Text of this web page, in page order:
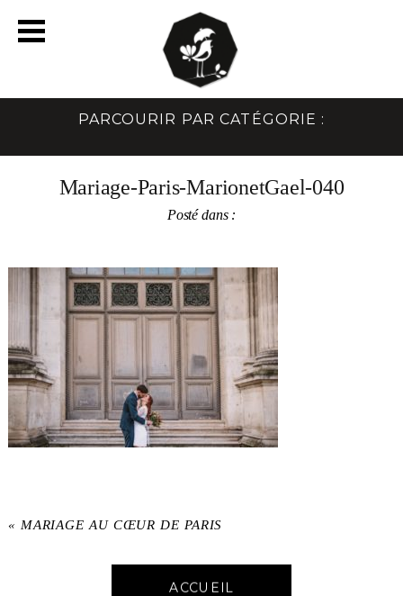
PARCOURIR PAR CATÉGORIE :
Mariage-Paris-MarionetGael-040
Posté dans :
« MARIAGE AU CŒUR DE PARIS
ACCUEIL